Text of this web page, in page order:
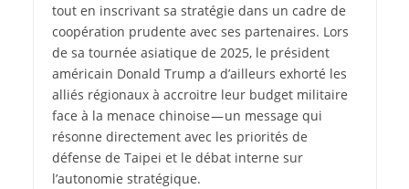
tout en inscrivant sa stratégie dans un cadre de
coopération prudente avec ses partenaires. Lors
de sa tournée asiatique de 2025, le président
américain Donald Trump a d’ailleurs exhorté les
alliés régionaux à accroitre leur budget militaire
face à la menace chinoise — un message qui
résonne directement avec les priorités de
défense de Taipei et le débat interne sur
l’autonomie stratégique.